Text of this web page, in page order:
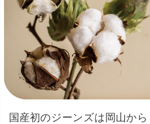
国産初のジーンズは岡山から